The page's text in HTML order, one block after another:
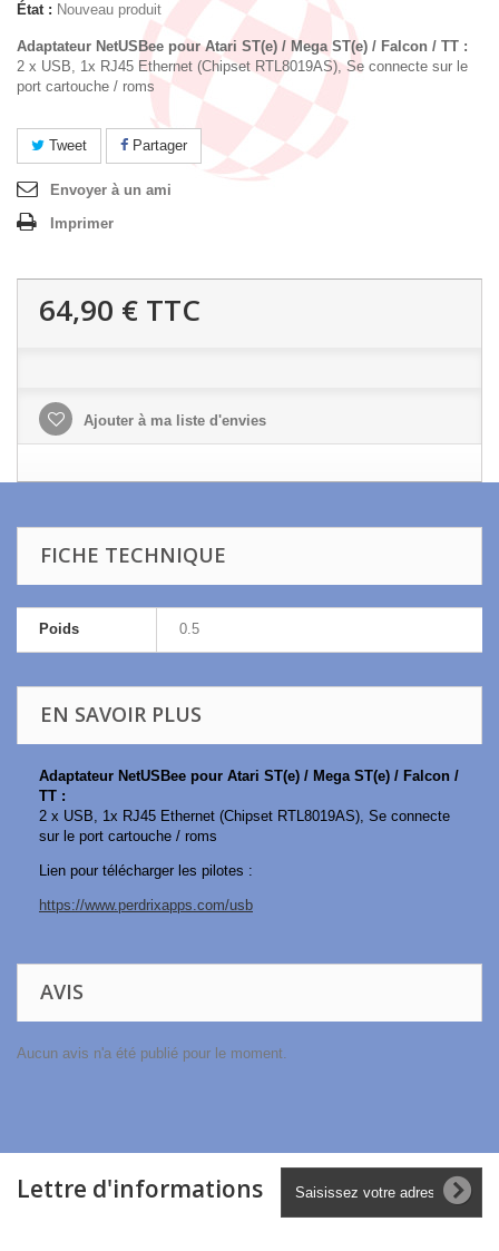
État : Nouveau produit
Adaptateur NetUSBee pour Atari ST(e) / Mega ST(e) / Falcon / TT :
2 x USB, 1x RJ45 Ethernet (Chipset RTL8019AS), Se connecte sur le
port cartouche / roms
Tweet Partager
Envoyer à un ami
Imprimer
64,90 € TTC
Ajouter à ma liste d'envies
FICHE TECHNIQUE
Poids 0.5
EN SAVOIR PLUS
Adaptateur NetUSBee pour Atari ST(e) / Mega ST(e) / Falcon /
TT :
2 x USB, 1x RJ45 Ethernet (Chipset RTL8019AS), Se connecte
sur le port cartouche / roms
Lien pour télécharger les pilotes :
https://www.perdrixapps.com/usb
AVIS
Aucun avis n'a été publié pour le moment.
Lettre d'informations